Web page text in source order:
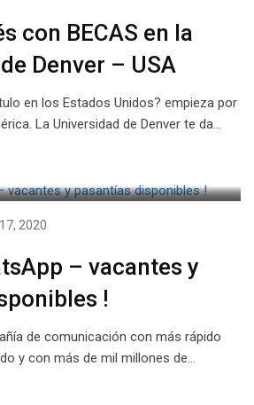
con BECAS en la
Denver – USA
en los Estados Unidos? empieza por
La Universidad de Denver te da…
2020
– vacantes y
!
de comunicación con más rápido
y con más de mil millones de…